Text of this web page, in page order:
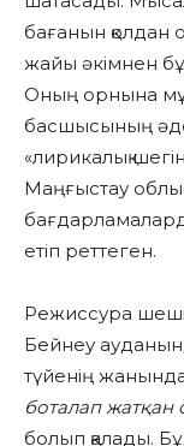
бағанын
жайы әкімнен
Оның орнына
басшысының
«лирикалық
Маңғыстау
етіп реттеген.
Режиссура
Бейнеу
түйенің
боталап жатқан
болып қалады.